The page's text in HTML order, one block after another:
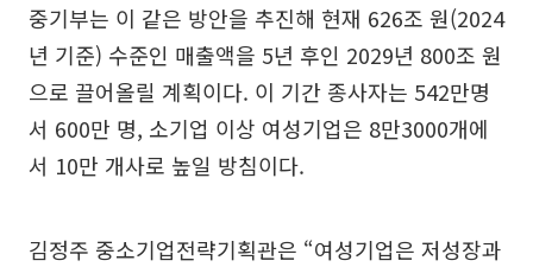
중기부는 이 같은 방안을 추진해 현재 626조 원(2024
년 기준) 수준인 매출액을 5년 후인 2029년 800조 원
으로 끌어올릴 계획이다. 이 기간 종사자는 542만명
서 600만 명, 소기업 이상 여성기업은 8만3000개에
서 10만 개사로 높일 방침이다.
김정주 중소기업전략기획관은 “여성기업은 저성장과